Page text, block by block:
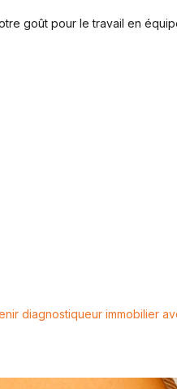
goût pour le travail en
diagnostiqueur immobilier